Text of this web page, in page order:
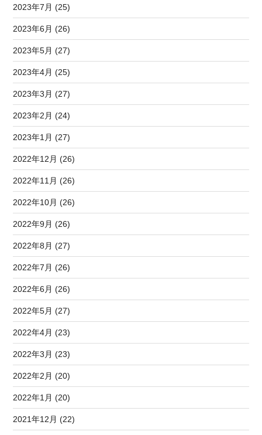
2023年7月 (25)
2023年6月 (26)
2023年5月 (27)
2023年4月 (25)
2023年3月 (27)
2023年2月 (24)
2023年1月 (27)
2022年12月 (26)
2022年11月 (26)
2022年10月 (26)
2022年9月 (26)
2022年8月 (27)
2022年7月 (26)
2022年6月 (26)
2022年5月 (27)
2022年4月 (23)
2022年3月 (23)
2022年2月 (20)
2022年1月 (20)
2021年12月 (22)